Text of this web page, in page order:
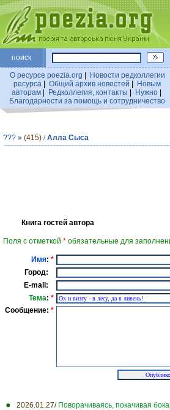
поиск
О ресурсе poezia.org
Новости редколлегии
ресурса
Общий архив новостей
Новым
авторам| Редколлегия, контакты Нужно|
Благодарности за помощь и сотрудничество
??? » (415) /Алла Сыса
Книга гостей автора
Поля с отметкой * обязательные для
Имя: *
Город:
E-mail:
Тема: *
Сообщение: *
2026.01.27/ Поворачиваясь, покачивая